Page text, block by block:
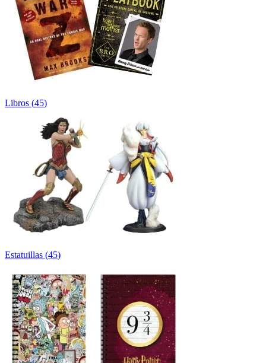
Libros (45)
Estatuillas (45)